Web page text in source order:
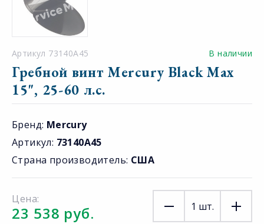
Артикул 73140A45 В наличии
Гребной винт Mercury Black Max
15", 25-60 л.с.
Бренд: Mercury
Артикул: 73140A45
Страна производитель: США
Цена:
23 538 руб. 1 шт.